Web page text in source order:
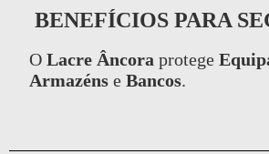
BENEFÍCIOS PARA
O Lacre Âncora protege
Armazéns e Bancos.